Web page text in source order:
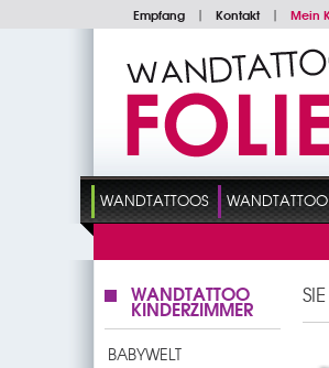
Empfang | Kontakt | Mein
WANDTATTOOS
WANDTATTOO
KINDERZIMMER
BABYWELT